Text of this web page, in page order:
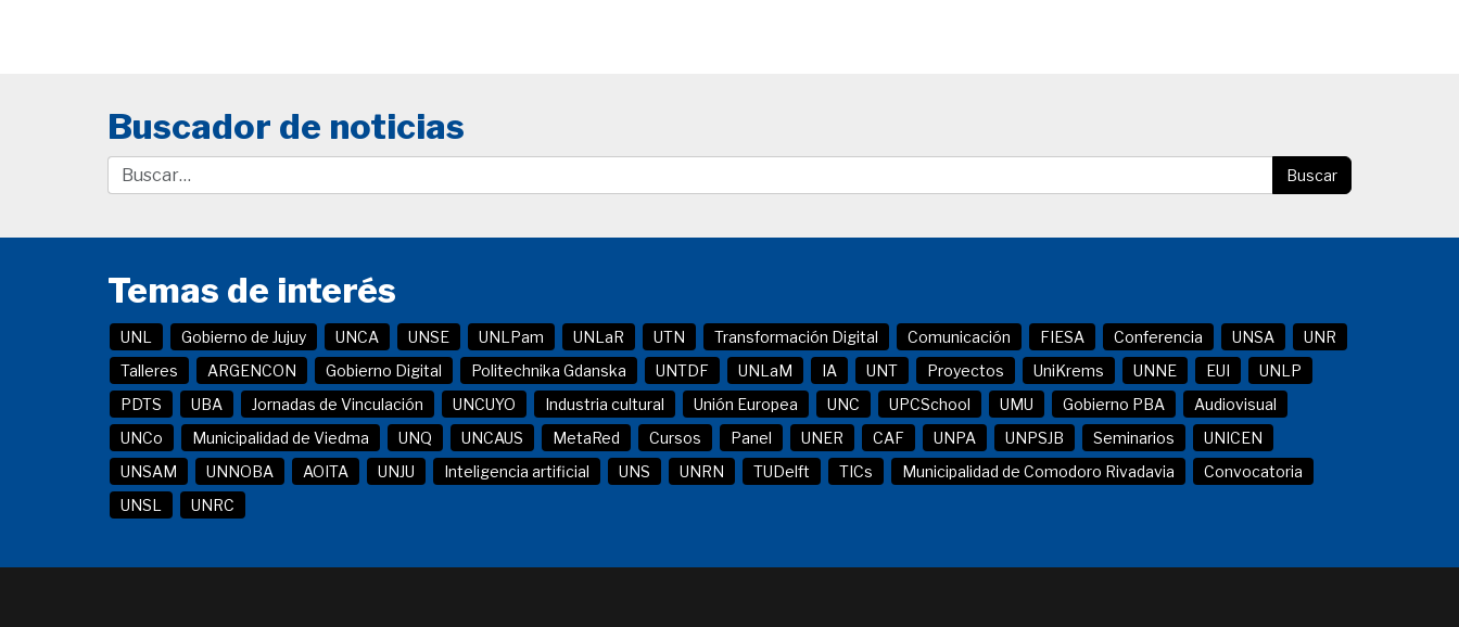
Buscador de noticias
Buscar
Temas de interés
UNL Gobierno de Jujuy UNCA UNSE UNLPam UNLaR UTN Transformación Digital Comunicación FIESA Conferencia UNSA
UNR
Talleres
ARGENCON Gobierno Digital Politechnika Gdanska UNTDF UNLaM IA UNT Proyectos UniKrems UNNE EUI
UNLP
PDTS
UBA Jornadas de Vinculación UNCUYO Industria cultural Unión Europea UNC UPCSchool UMU Gobierno PBA
Audiovisual
UNCo
Municipalidad de Viedma UNQ UNCAUS MetaRed Cursos Panel UNER CAF UNPA UNPSJB Seminarios
UNICEN
UNSAM
UNNOBA AOITA UNJU Inteligencia artificial UNS UNRN TUDelft TICs Municipalidad de Comodoro Rivadavia
Convocatoria
UNSL
UNRC